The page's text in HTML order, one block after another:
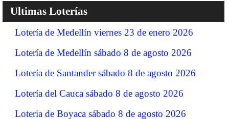
Ultimas Loterías
Lotería de Medellín viernes 23 de enero 2026
Lotería de Medellín sábado 8 de agosto 2026
Lotería de Santander sábado 8 de agosto 2026
Lotería del Cauca sábado 8 de agosto 2026
Loteria de Boyaca sábado 8 de agosto 2026